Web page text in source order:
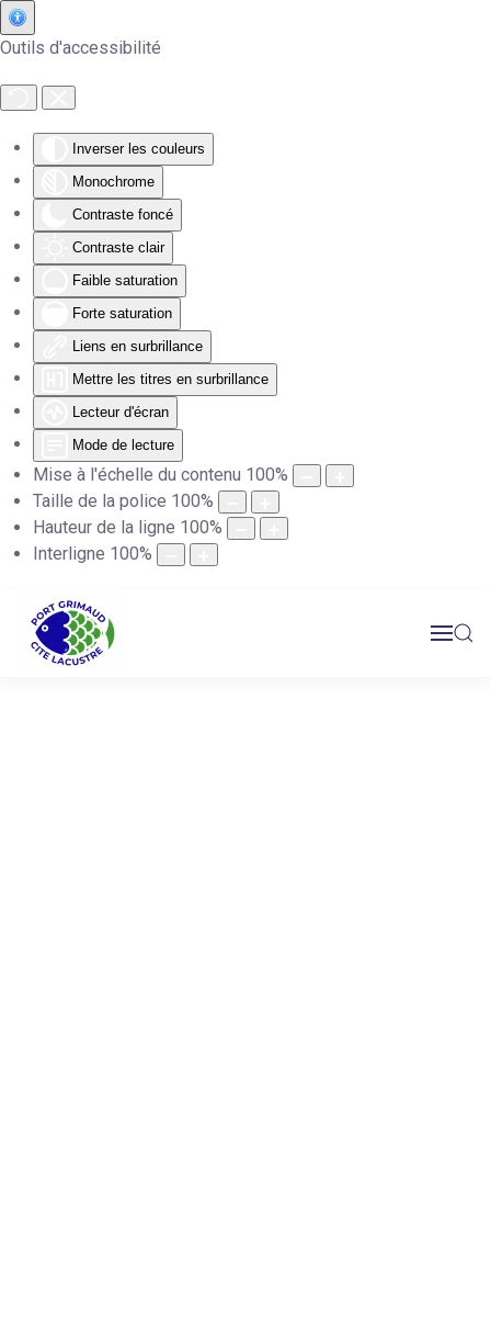
Outils d'accessibilité
Inverser les couleurs
Monochrome
Contraste foncé
Contraste clair
Faible saturation
Forte saturation
Liens en surbrillance
Mettre les titres en surbrillance
Lecteur d'écran
Mode de lecture
Mise à l'échelle du contenu 100%
Taille de la police 100%
Hauteur de la ligne 100%
Interligne 100%